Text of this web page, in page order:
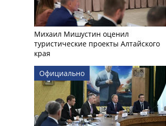
Михаил Мишустин оценил
туристические проекты Алтайского
края
Официально